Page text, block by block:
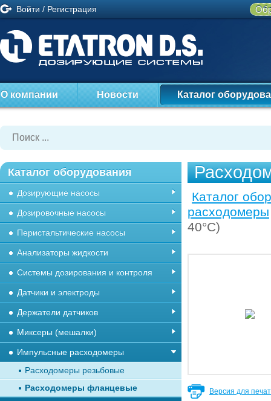
Войти / Регистрация
О компании Новости Каталог
Каталог
расходомеры
40°C)
Версия для
Каталог оборудования
Дозирующие насосы
Дозировочные насосы
Перистальтические насосы
Анализаторы жидкости
Системы дозирования и контроля
Датчики и электроды
Держатели датчиков
Миксеры (мешалки)
Импульсные расходомеры
Расходомеры резьбовые
Расходомеры фланцевые